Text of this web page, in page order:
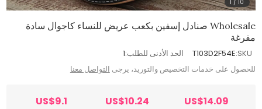
1 /10
Wholesale صنادل إسفين بكعب عريض للنساء كاجوال سادة
مفرغة
SKU:
T103D2F54E الحد الأدنى للطلب:1
للحصول على خدمات التخصيص والتوريد، يرجى التواصل معنا
US$14.09
US$10.24
US$9.1